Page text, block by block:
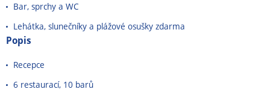
Bar, sprchy a WC
Lehátka, slunečníky a plážové osušky zdarma
Popis
Recepce
6 restaurací, 10 barů